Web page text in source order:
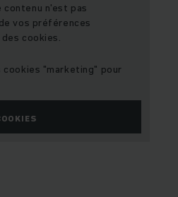
contenu n'est pas
vos préférences
cookies.
"marketing" pour